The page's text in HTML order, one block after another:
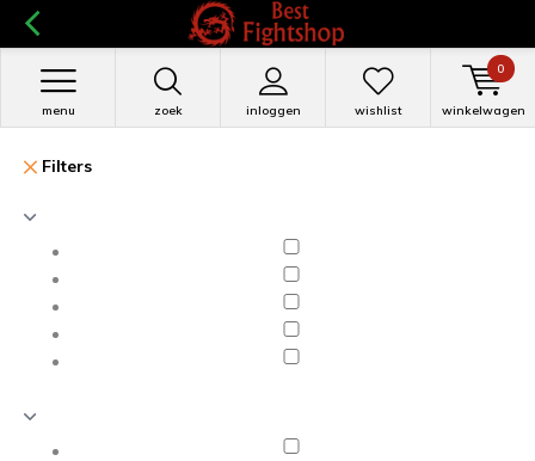
zoek inloggen
menu wishlist winkelwagen
0
Filters